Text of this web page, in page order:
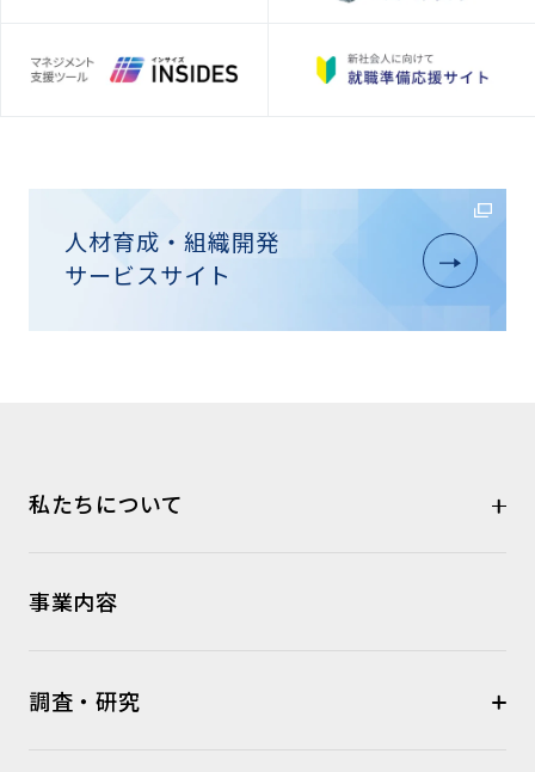
人材育成・組織開発
サービスサイト
私たちについて
事業内容
調査・研究